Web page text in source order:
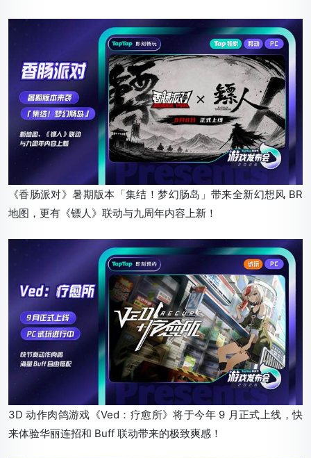
《香肠派对》暑期版本「集结！梦幻肠岛」带来全新幻想风 BR
地图，更有《镖人》联动与九周年内容上新！
3D 动作肉鸽游戏《Ved：疗愈所》将于今年 9 月正式上线，快
来体验华丽连招和 Buff 联动带来的极致爽感！